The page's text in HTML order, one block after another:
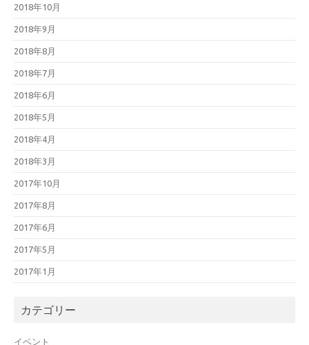
2018年10月
2018年9月
2018年8月
2018年7月
2018年6月
2018年5月
2018年4月
2018年3月
2017年10月
2017年8月
2017年6月
2017年5月
2017年1月
カテゴリー
イベント